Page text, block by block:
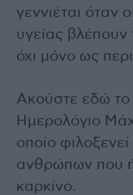
γεννιέται όταν
υγείας
όχι μόνο ως
Ακούστε εδώ το
Ημερολόγιο
οποίο φιλοξενεί
ανθρώπων που
καρκίνο.